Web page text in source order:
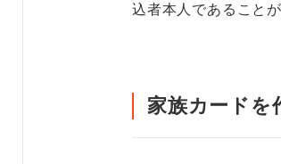
込者本人であること
家族カードを